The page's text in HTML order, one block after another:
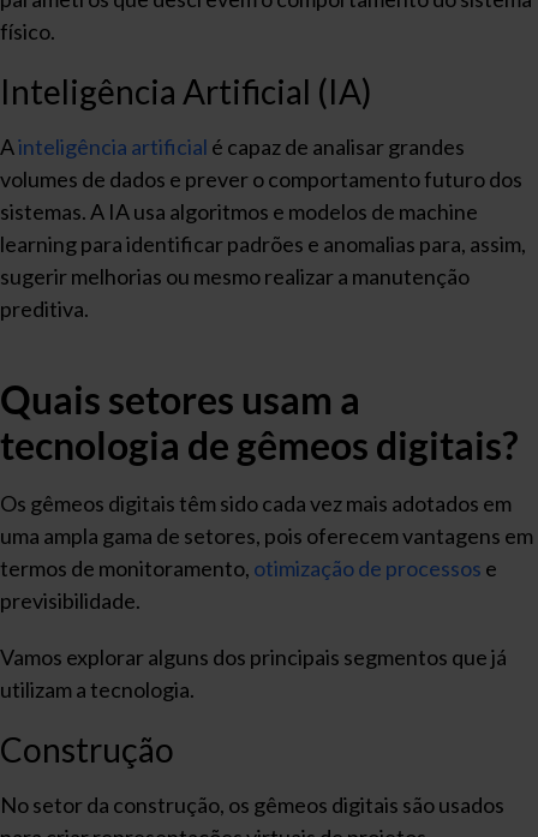
físico.
Inteligência Artificial (IA)
Ainteligência artificial é capaz de analisar grandes
volumes de dados e prever o comportamento futuro dos
sistemas. A IA usa algoritmos e modelos de machine
learning para identificar padrões e anomalias para, assim,
sugerir melhorias ou mesmo realizar a manutenção
preditiva.
Quais setores usam a
tecnologia de gêmeos digitais?
Os gêmeos digitais têm sido cada vez mais adotados em
uma ampla gama de setores, pois oferecem vantagens em
termos de monitoramento, otimização de processos e
previsibilidade.
Vamos explorar alguns dos principais segmentos que já
utilizam a tecnologia.
Construção
No setor da construção, os gêmeos digitais são usados